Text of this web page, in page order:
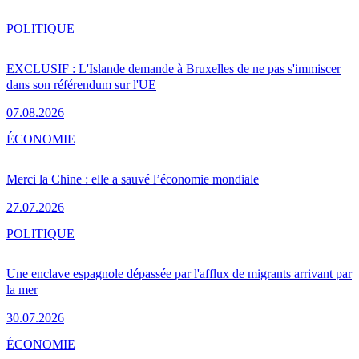
EXCLUSIF : L'Islande demande à Bruxelles de ne pas s'immiscer
dans son référendum sur l'UE
07.08.2026
POLITIQUE
Merci la Chine : elle a sauvé l’économie mondiale
27.07.2026
ÉCONOMIE
Une enclave espagnole dépassée par l'afflux de migrants arrivant par
la mer
30.07.2026
POLITIQUE
ÉCONOMIE